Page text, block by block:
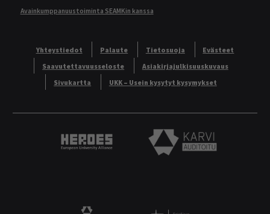
Avainkumppanuustoiminta SEAMKin kanssa
Yhteystiedot Palaute Tietosuoja
Evästeet
Saavutettavuusseloste
Asiakirjajulkisuuskuvaus
Sivukartta
UKK – Usein kysytyt kysymykset
Heroes European University Alliance logo
Karvi Auditoitu logo